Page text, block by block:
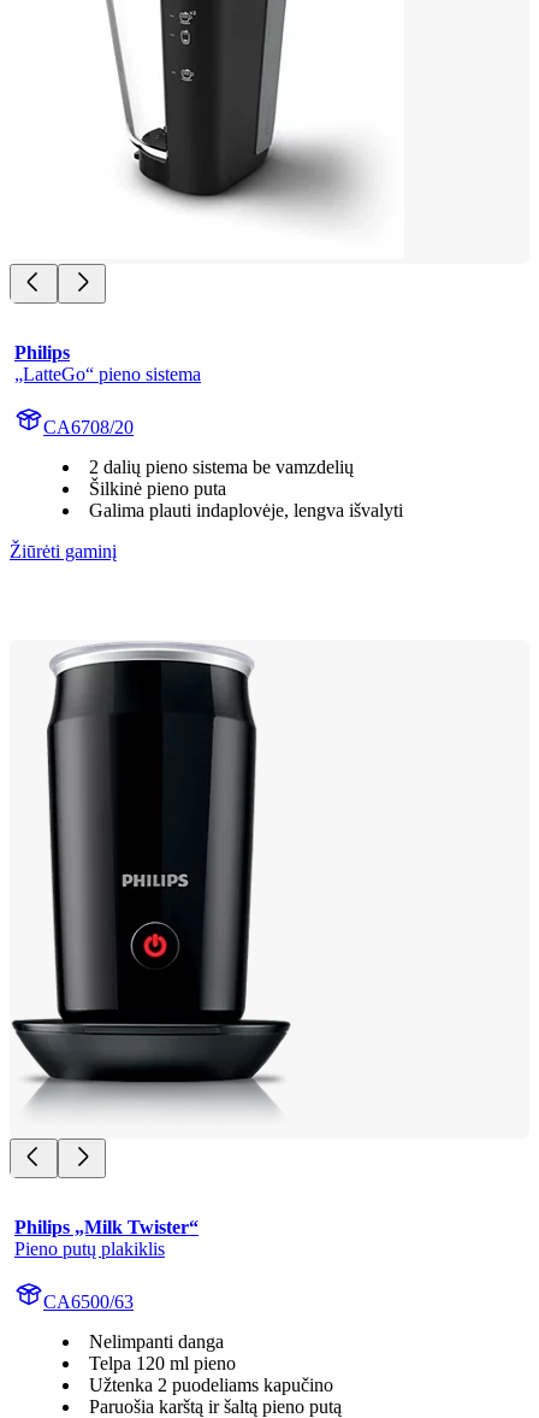
Philips
„LatteGo“ pieno sistema
CA6708/20
2 dalių pieno sistema be vamzdelių
Šilkinė pieno puta
Galima plauti indaplovėje, lengva išvalyti
Žiūrėti gaminį
Philips „Milk Twister“
Pieno putų plakiklis
CA6500/63
Nelimpanti danga
Telpa 120 ml pieno
Užtenka 2 puodeliams kapučino
Paruošia karštą ir šaltą pieno putą